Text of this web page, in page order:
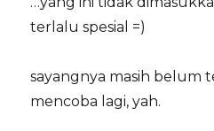
terlalu spesial =)
sayangnya masih belum
mencoba lagi, yah.